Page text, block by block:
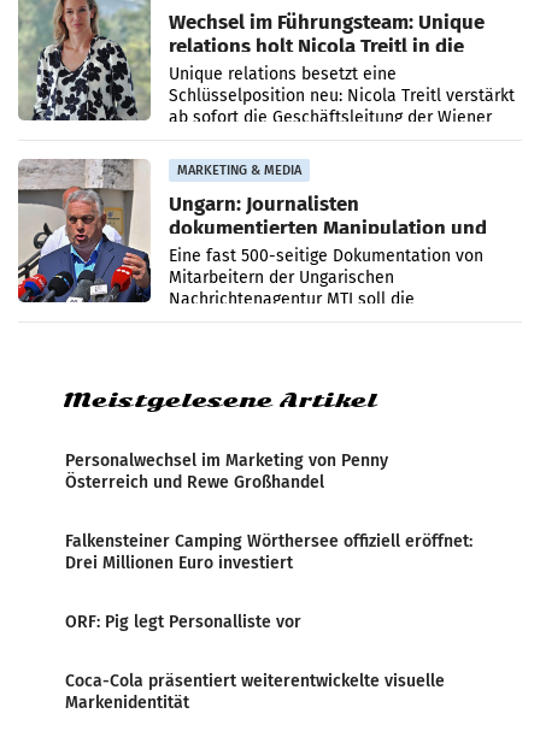
Wechsel im Führungsteam: Unique
relations holt Nicola Treitl in die
Geschäftsleitung
Unique relations besetzt eine
Schlüsselposition neu: Nicola Treitl verstärkt
ab sofort die Geschäftsleitung der Wiener
PR-Agentur an der Seite von Josef Kalina und
Anna Kalina-Mahr.
MARKETING & MEDIA
Ungarn: Journalisten
dokumentierten Manipulation und
Zensur
Eine fast 500-seitige Dokumentation von
Mitarbeitern der Ungarischen
Nachrichtenagentur MTI soll die
systematische Nachrichten-Manipulation und
Meistgelesene Artikel
Personalwechsel im Marketing von Penny
Österreich und Rewe Großhandel
Falkensteiner Camping Wörthersee offiziell eröffnet:
Drei Millionen Euro investiert
ORF: Pig legt Personalliste vor
Coca-Cola präsentiert weiterentwickelte visuelle
Markenidentität